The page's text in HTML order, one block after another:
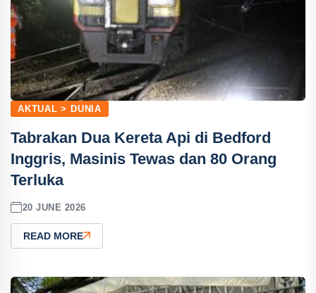
AKTUAL > DUNIA
Tabrakan Dua Kereta Api di Bedford
Inggris, Masinis Tewas dan 80 Orang
Terluka
20 JUNE 2026
READ MORE